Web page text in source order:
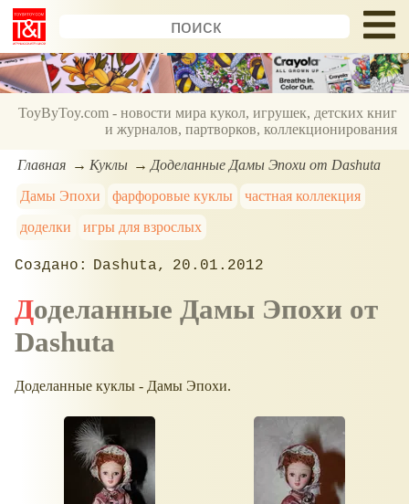
ToyByToy.com - новости мира кукол, игрушек, детских книг
и журналов, партворков, коллекционирования
Главная Куклы
Доделанные Дамы Эпохи от Dashuta
Дамы Эпохи
фарфоровые куклы
частная коллекция
доделки
игры для взрослых
Dashuta 20.01.2012
Доделанные Дамы Эпохи от
Dashuta
Доделанные куклы - Дамы Эпохи.